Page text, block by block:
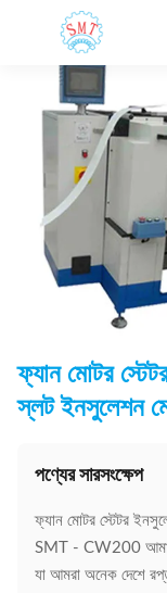
ফ্যান মোটর
স্লট ইনসুলেশন
পণ্যের সারসংক্ষেপ
ফ্যান মোটর স্টেটর
SMT - CW200
যা আমরা অনেক দেশে